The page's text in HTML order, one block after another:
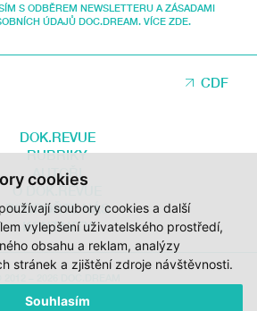
cookies
soubory cookies a další
vylepšení uživatelského prostředí,
obsahu a reklam, analýzy
stránek a zjištění zdroje návštěvnosti.
Souhlasím
S ODBĚREM NEWSLETTERU A ZÁSADAMI
ÚDAJŮ DOC.DREAM. VÍCE ZDE.
CDF
DOK.REVUE
RUBRIKY
AUTOŘI
O DOK.REVUE
PODPOŘTE NÁS
KONTAKTY
FONDU KINEMATOGRAFIE, KRAJE VYSOČINA A